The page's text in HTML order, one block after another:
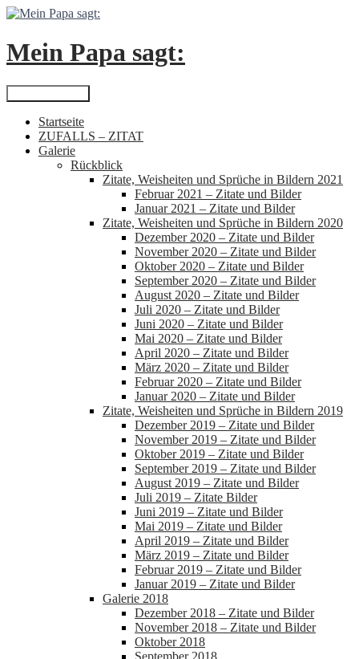
Zum
springen
Mein Papa sagt:
Suchen
Startseite
ZUFALLS – ZITAT
Galerie
Rückblick
Zitate, Weisheiten und Sprüche in Bildern 2021
Februar 2021 – Zitate und Bilder
Januar 2021 – Zitate und Bilder
Zitate, Weisheiten und Sprüche in Bildern 2020
Dezember 2020 – Zitate und Bilder
November 2020 – Zitate und Bilder
Oktober 2020 – Zitate und Bilder
September 2020 – Zitate und Bilder
August 2020 – Zitate und Bilder
Juli 2020 – Zitate und Bilder
Juni 2020 – Zitate und Bilder
Mai 2020 – Zitate und Bilder
April 2020 – Zitate und Bilder
März 2020 – Zitate und Bilder
Februar 2020 – Zitate und Bilder
Januar 2020 – Zitate und Bilder
Zitate, Weisheiten und Sprüche in Bildern 2019
Dezember 2019 – Zitate und Bilder
November 2019 – Zitate und Bilder
Oktober 2019 – Zitate und Bilder
September 2019 – Zitate und Bilder
August 2019 – Zitate und Bilder
Juli 2019 – Zitate Bilder
Juni 2019 – Zitate und Bilder
Mai 2019 – Zitate und Bilder
April 2019 – Zitate und Bilder
März 2019 – Zitate und Bilder
Februar 2019 – Zitate und Bilder
Januar 2019 – Zitate und Bilder
Galerie 2018
Dezember 2018 – Zitate und Bilder
November 2018 – Zitate und Bilder
Oktober 2018
September 2018